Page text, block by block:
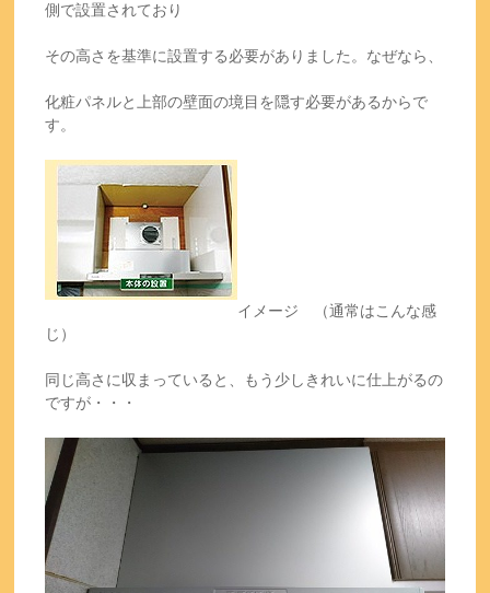
側で設置されており
その高さを基準に設置する必要がありました。なぜなら、
化粧パネルと上部の壁面の境目を隠す必要があるからで
す。
イメージ （通常はこんな感
じ）
同じ高さに収まっていると、もう少しきれいに仕上がるの
ですが・・・